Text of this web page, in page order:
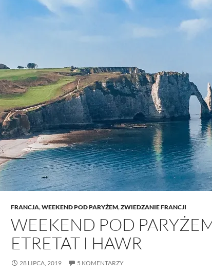
FRANCJA,WEEKEND POD PARYŻEM,ZWIEDZANIE FRANCJI
WEEKEND POD
ETRETAT I HAWR
28 LIPCA, 2019 5 KOMENTARZY